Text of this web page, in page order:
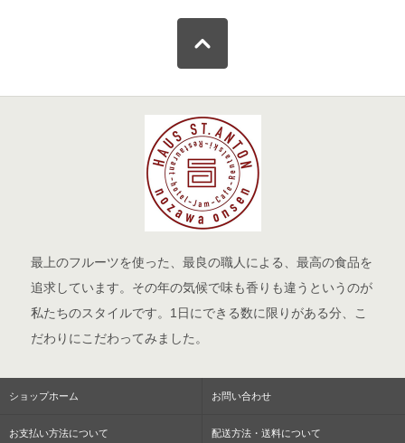
最上のフルーツを使った、最良の職人による、最高の食品を
追求しています。その年の気候で味も香りも違うというのが
私たちのスタイルです。1日にできる数に限りがある分、こ
だわりにこだわってみました。
ショップホーム お問い合わせ
お支払い方法について 配送方法・送料について